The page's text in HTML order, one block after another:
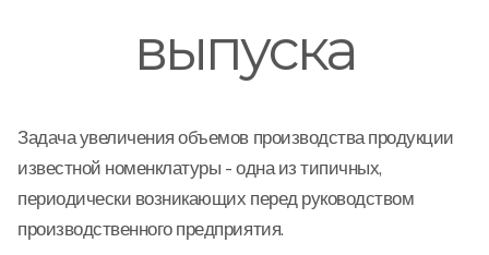
выпуска
Задача увеличения объемов производства продукции
известной номенклатуры - одна из типичных,
периодически возникающих перед руководством
производственного предприятия.